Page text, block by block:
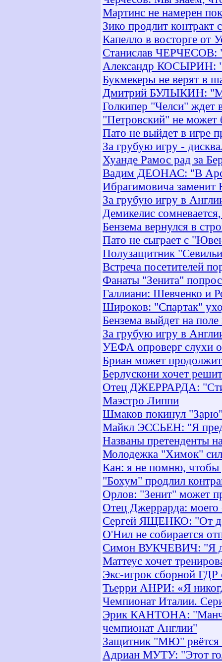
Мартинс не намерен
Зико продлит контракт
Капелло в восторге от
Станислав ЧЕРЧЕСОВ:
Александр КОСЫРИН:
Букмекеры не верят в
Дмитрий БУЛЫКИН:
Голкипер "Челси" ждет
"Петровский" не может
Пато не выйдет в игре
За грубую игру -
Хуанде Рамос рад за
Вадим ДЕОНАС: "В
Ибрагимовича заменит
За грубую игру в
Демикелис
Бензема вернулся в
Пато не сыграет с
Полузащитник
Встреча посетителей
Фанаты "Зенита"
Галлиани: Шевченко и
Широков: "Спартак"
Бензема выйдет на
За грубую игру в
УЕФА опроверг слухи
Бриан может
Берлускони хочет
Отец ДЖЕРРАРДА:
Маэстро Липпи
Шмаков покинул
Майкл ЭССЬЕН: "Я
Названы претенденты
Молодежка "Химок"
Кан: я не помню, чтобы
"Бохум" продлил
Орлов: "Зенит" может
Отец Джеррарда: моего
Сергей ЯЩЕНКО: "От
О'Нил не собирается
Симон ВУКЧЕВИЧ: "Я до
Маттеус хочет
Экс-игрок сборной
Тьерри АНРИ: «Я
Чемпионат Италии.
Эрик КАНТОНА:
чемпионат Англии"
Защитник "МЮ" рвётся
Адриан МУТУ: "Этот